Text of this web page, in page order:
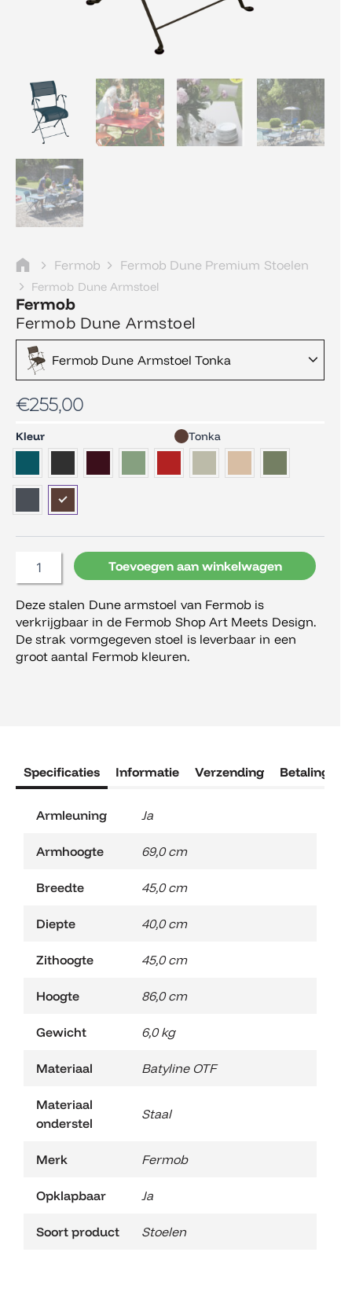
Fermob Fermob Dune Premium Stoelen
Fermob Dune Armstoel
Fermob
Fermob Dune Armstoel
Fermob Dune Armstoel Tonka
€255,00
Kleur Tonka
Fermob
Dune
Toevoegen aan winkelwagen
Deze stalen Dune armstoel van Fermob is
verkrijgbaar in de Fermob Shop Art Meets Design.
De strak vormgegeven stoel is leverbaar in een
groot aantal Fermob kleuren.
Specificaties Informatie Verzending Betaling
Armleuning Ja
Armhoogte 69,0 cm
Breedte 45,0 cm
Diepte 40,0 cm
Zithoogte 45,0 cm
Hoogte 86,0 cm
Gewicht 6,0 kg
Materiaal Batyline OTF
Materiaal
onderstel
Staal
Merk Fermob
Opklapbaar Ja
Soort product Stoelen